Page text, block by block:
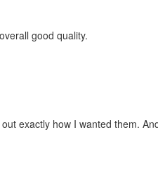
good quality.
exactly how I wanted them.